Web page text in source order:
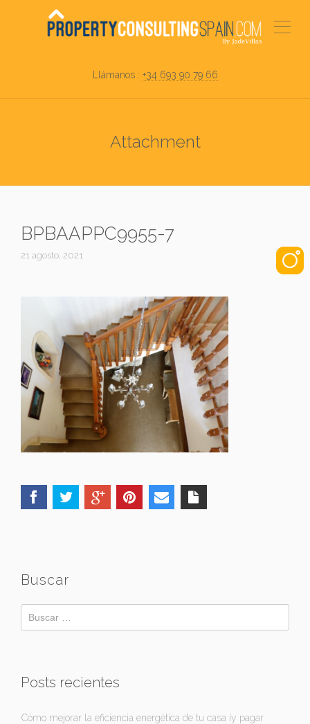
Llámanos : +34 693 90 79 66
Attachment
BPBAAPPC9955-7
21 agosto, 2021
Buscar
Posts recientes
Cómo mejorar la eficiencia energética de tu casa ¡y pagar